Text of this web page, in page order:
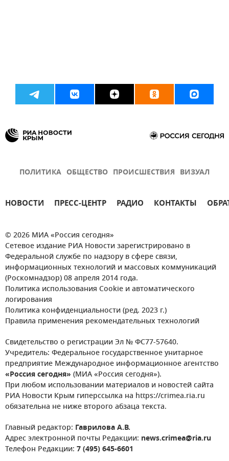
ПОЛИТИКА ОБЩЕСТВО ПРОИСШЕСТВИЯ ВИЗУАЛ
НОВОСТИ ПРЕСС-ЦЕНТР РАДИО КОНТАКТЫ
© 2026 МИА «Россия сегодня»
Сетевое издание РИА Новости зарегистрировано в
Федеральной службе по надзору в сфере связи,
информационных технологий и массовых коммуникаций
(Роскомнадзор) 08 апреля 2014 года.
Политика использования Cookie и автоматического
логирования
Политика конфиденциальности (ред. 2023 г.)
Правила применения рекомендательных технологий
Свидетельство о регистрации Эл № ФС77-57640.
Учредитель: Федеральное государственное унитарное
предприятие Международное информационное агентство
«Россия сегодня» (МИА «Россия сегодня»).
При любом использовании материалов и новостей сайта
РИА Новости Крым гиперссылка на https://crimea.ria.ru
обязательна не ниже второго абзаца текста.
Главный редактор: Гаврилова А.В.
Адрес электронной почты Редакции: news.crimea@ria.ru
Телефон Редакции: 7 (495) 645-6601